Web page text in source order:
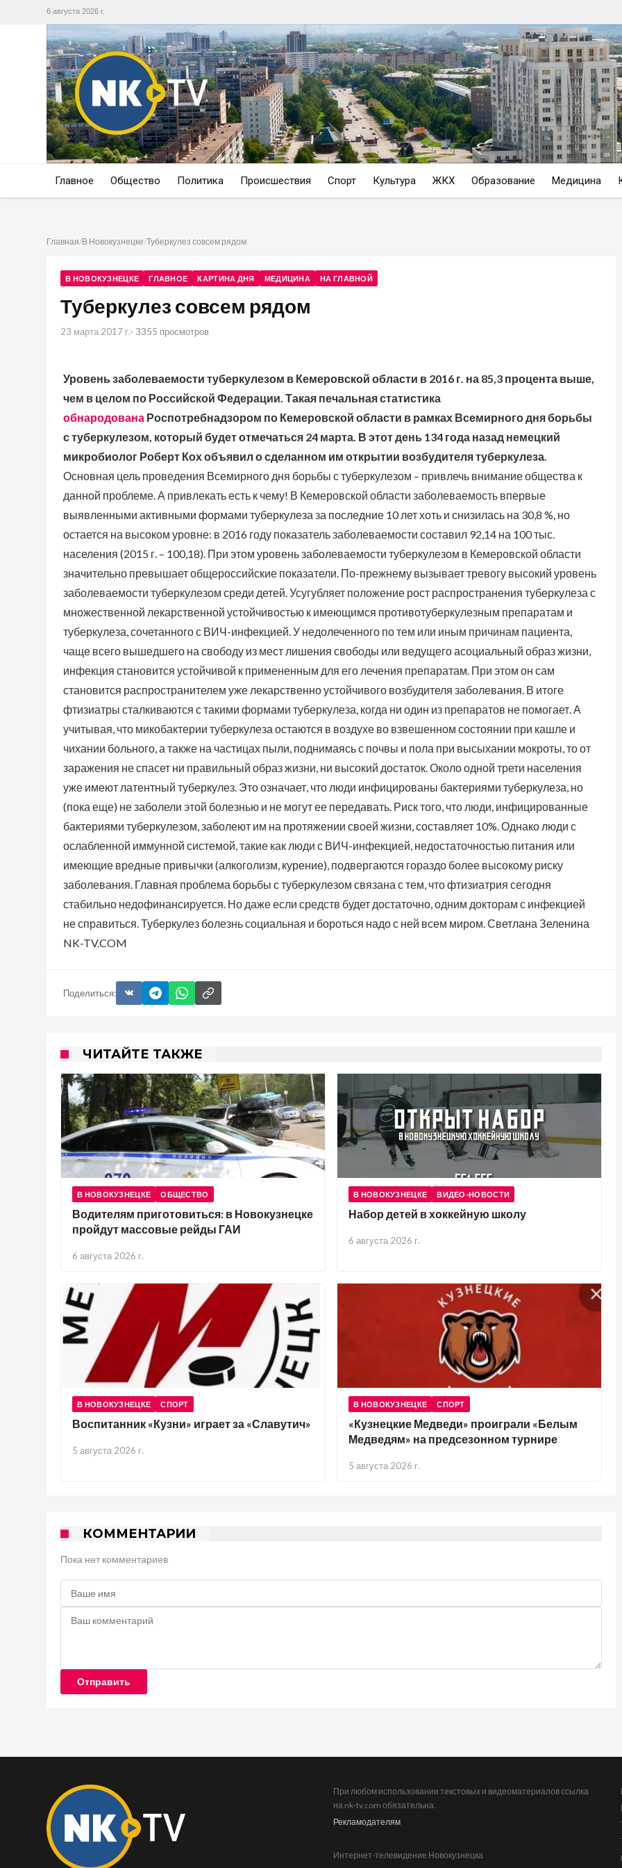
6 августа 2026 г.
Главное Общество Политика Происшествия Спорт Культура ЖКХ Образование Медицина
Главная/В Новокузнецке/Туберкулез совсем рядом
В НОВОКУЗНЕЦКЕ ГЛАВНОЕ КАРТИНА ДНЯ МЕДИЦИНА НА ГЛАВНОЙ
Туберкулез совсем рядом
23 марта 2017 г.· 3355 просмотров
Уровень заболеваемости туберкулезом в Кемеровской области в 2016 г. на 85,3 процента выше,
чем в целом по Российской Федерации. Такая печальная статистика
обнародована Роспотребнадзором по Кемеровской области в рамках Всемирного дня борьбы
с туберкулезом, который будет отмечаться 24 марта. В этот день 134 года назад немецкий
микробиолог Роберт Кох объявил о сделанном им открытии возбудителя туберкулеза.
Основная цель проведения Всемирного дня борьбы с туберкулезом – привлечь внимание общества к
данной проблеме. А привлекать есть к чему! В Кемеровской области заболеваемость впервые
выявленными активными формами туберкулеза за последние 10 лет хоть и снизилась на 30,8 %, но
остается на высоком уровне: в 2016 году показатель заболеваемости составил 92,14 на 100 тыс.
населения (2015 г. – 100,18). При этом уровень заболеваемости туберкулезом в Кемеровской области
значительно превышает общероссийские показатели. По-прежнему вызывает тревогу высокий уровень
заболеваемости туберкулезом среди детей. Усугубляет положение рост распространения туберкулеза с
множественной лекарственной устойчивостью к имеющимся противотуберкулезным препаратам и
туберкулеза, сочетанного с ВИЧ-инфекцией. У недолеченного по тем или иным причинам пациента,
чаще всего вышедшего на свободу из мест лишения свободы или ведущего асоциальный образ жизни,
инфекция становится устойчивой к примененным для его лечения препаратам. При этом он сам
становится распространителем уже лекарственно устойчивого возбудителя заболевания. В итоге
фтизиатры сталкиваются с такими формами туберкулеза, когда ни один из препаратов не помогает. А
учитывая, что микобактерии туберкулеза остаются в воздухе во взвешенном состоянии при кашле и
чихании больного, а также на частицах пыли, поднимаясь с почвы и пола при высыхании мокроты, то от
заражения не спасет ни правильный образ жизни, ни высокий достаток. Около одной трети населения
уже имеют латентный туберкулез. Это означает, что люди инфицированы бактериями туберкулеза, но
(пока еще) не заболели этой болезнью и не могут ее передавать. Риск того, что люди, инфицированные
бактериями туберкулезом, заболеют им на протяжении своей жизни, составляет 10%. Однако люди с
ослабленной иммунной системой, такие как люди с ВИЧ-инфекцией, недостаточностью питания или
имеющие вредные привычки (алкоголизм, курение), подвергаются гораздо более высокому риску
заболевания. Главная проблема борьбы с туберкулезом связана с тем, что фтизиатрия сегодня
стабильно недофинансируется. Но даже если средств будет достаточно, одним докторам с инфекцией
не справиться. Туберкулез болезнь социальная и бороться надо с ней всем миром. Светлана Зеленина
NK-TV.COM
Поделиться:
ЧИТАЙТЕ ТАКЖЕ
В НОВОКУЗНЕЦКЕ ОБЩЕСТВО
Водителям приготовиться: в Новокузнецке
пройдут массовые рейды ГАИ
6 августа 2026 г.
В НОВОКУЗНЕЦКЕ ВИДЕО-НОВОСТИ
Набор детей в хоккейную школу
6 августа 2026 г.
В НОВОКУЗНЕЦКЕ СПОРТ
Воспитанник «Кузни» играет за «Славутич»
5 августа 2026 г.
В НОВОКУЗНЕЦКЕ СПОРТ
«Кузнецкие Медведи» проиграли «Белым
Медведям» на предсезонном турнире
5 августа 2026 г.
КОММЕНТАРИИ
Пока нет комментариев
Отправить
При любом использовании текстовых и видеоматериалов ссылка
на nk-tv.com обязательна.
Рекламодателям
Интернет-телевидение Новокузнецка